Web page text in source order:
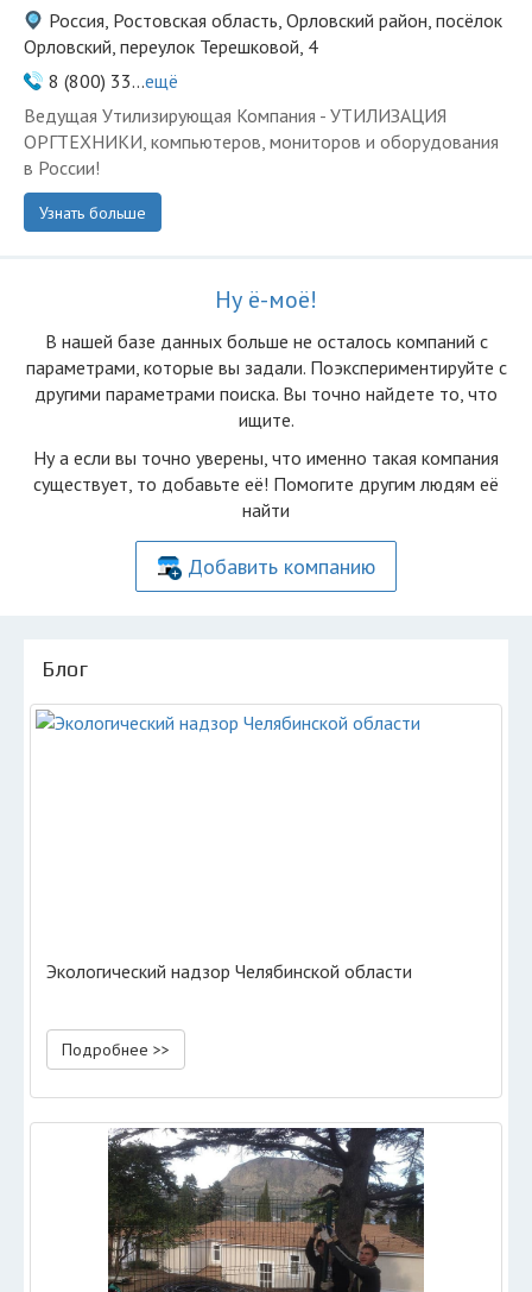
Россия, Ростовская область, Орловский район, посёлок
Орловский, переулок Терешковой, 4
8 (800) 33...ещё
Ведущая Утилизирующая Компания - УТИЛИЗАЦИЯ
ОРГТЕХНИКИ, компьютеров, мониторов и оборудования
в России!
Узнать больше
Ну ё-моё!
В нашей базе данных больше не осталоcь компаний с
параметрами, которые вы задали. Поэкспериментируйте с
другими параметрами поиска. Вы точно найдете то, что
ищите.
Ну а если вы точно уверены, что именно такая компания
существует, то добавьте её! Помогите другим людям её
найти
Добавить компанию
Блог
Экологический надзор Челябинской области
Подробнее >>